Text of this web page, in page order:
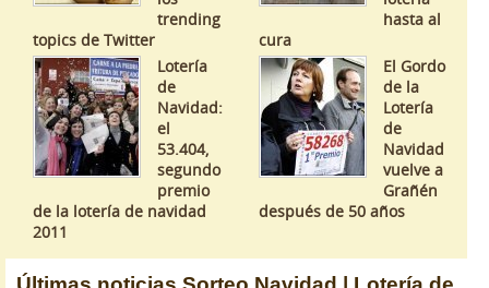
trending
topics de Twitter
hasta al
cura
Lotería
de
Navidad:
el
53.404,
segundo
premio
de la lotería de navidad
2011
El Gordo
de la
Lotería
de
Navidad
vuelve a
Grañén
después de 50 años